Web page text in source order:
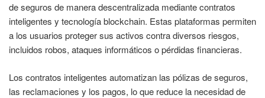
de seguros de manera descentralizada mediante contratos
inteligentes y tecnología blockchain. Estas plataformas permiten
a los usuarios proteger sus activos contra diversos riesgos,
incluidos robos, ataques informáticos o pérdidas financieras.
Los contratos inteligentes automatizan las pólizas de seguros,
las reclamaciones y los pagos, lo que reduce la necesidad de